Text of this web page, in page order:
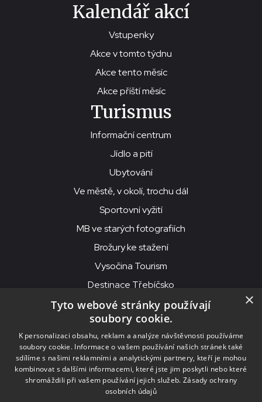
Kalendář akcí
Vstupenky
Akce v tomto týdnu
Akce tento měsíc
Akce příští měsíc
Turismus
Informační centrum
Jídlo a pití
Ubytování
Ve městě, v okolí, trochu dál
Sportovní vyžití
MB ve starých fotografiích
Brožury ke stažení
Vysočina Tourism
Destinace Třebíčsko
© 2026MKS Beseda Mor. Budějovice
MKS Beseda, příspěvková organizace, Purcnerova 62, 676 02
Moravské Budějovice
IČO: 00091758, DIČ: CZ00091758, ID datové schránky: chjn2kd
×
Tyto webové stránky používají
soubory cookie.
K personalizaci obsahu, reklam a analýze návštěvnosti používáme
soubory cookie. Informace o vašem používání našich stránek také
sdílíme s našimi reklamními a analytickými partnery, kteří je mohou
kombinovat s dalšími informacemi, které jste jim poskytli nebo které
shromáždili při vašem používání jejich služeb. Zásady ochrany
osobních údajů